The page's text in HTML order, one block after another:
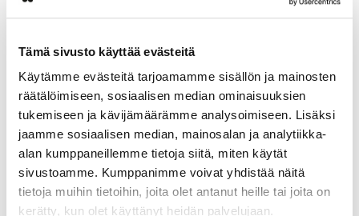
Tämä sivusto käyttää evästeitä
Käytämme evästeitä tarjoamamme sisällön ja mainosten
räätälöimiseen, sosiaalisen median ominaisuuksien
tukemiseen ja kävijämäärämme analysoimiseen. Lisäksi
jaamme sosiaalisen median, mainosalan ja analytiikka-
alan kumppaneillemme tietoja siitä, miten käytät
sivustoamme. Kumppanimme voivat yhdistää näitä
tietoja muihin tietoihin, joita olet antanut heille tai joita on
kerätty, kun olet käyttänyt heidän palvelujaan.
vaikeampaa kuin metsässä. Vesilintua tulee ampua vain
paikkauskollisia pesijöitä, jotka palaavat suurella
todennäköisyydellä pesimään samalle vesistölle
seuraavana vuonna.